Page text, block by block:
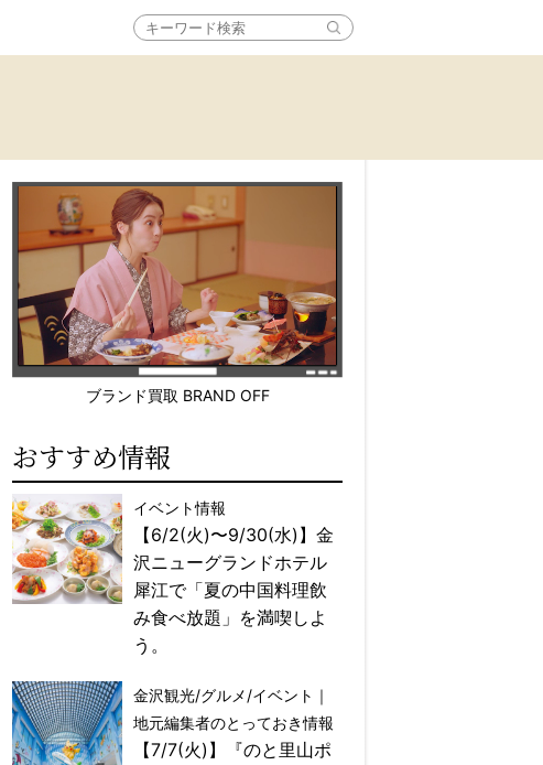
ブランド買取 BRAND OFF
おすすめ情報
イベント情報
【6/2(火)〜9/30(水)】金
沢ニューグランドホテル
犀江で「夏の中国料理飲
み食べ放題」を満喫しよ
う。
金沢観光/グルメ/イベント｜
地元編集者のとっておき情報
【7/7(火)】『のと里山ポ